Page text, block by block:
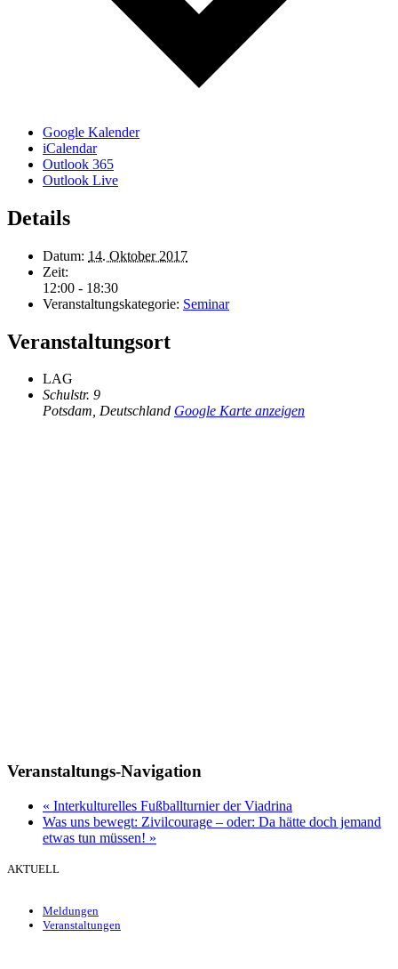
Google Kalender
iCalendar
Outlook 365
Outlook Live
Details
Datum: 14. Oktober 2017
Zeit:
12:00 - 18:30
Veranstaltungskategorie: Seminar
Veranstaltungsort
LAG
Schulstr. 9
Potsdam, Deutschland Google Karte anzeigen
Veranstaltungs-Navigation
« Interkulturelles Fußballturnier der Viadrina
Was uns bewegt: Zivilcourage – oder: Da hätte doch jemand
etwas tun müssen! »
AKTUELL
Meldungen
Veranstaltungen